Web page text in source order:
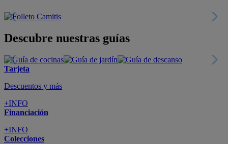
Descubre nuestras guías
Tarjeta
Descuentos y más
+INFO
Financiación
+INFO
Colecciones